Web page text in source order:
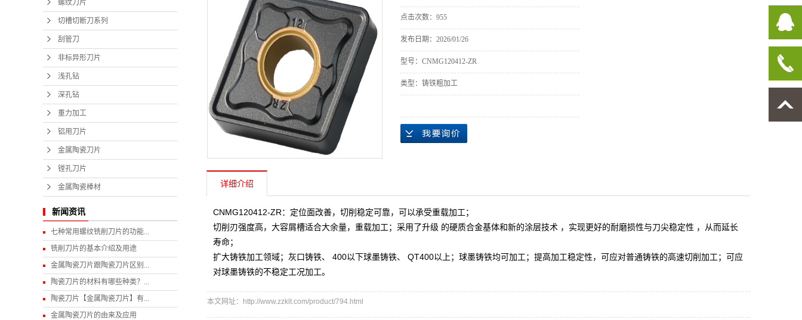
螺纹刀片
切槽切断刀系列
刮管刀
非标异形刀片
浅孔钻
深孔钻
重力加工
铝用刀片
金属陶瓷刀片
镗孔刀片
金属陶瓷棒材
新闻资讯
七种常用螺纹铣削刀片的功能...
铣削刀片的基本介绍及用途
金属陶瓷刀片跟陶瓷刀片区别...
陶瓷刀片的材料有哪些种类？...
陶瓷刀片【金属陶瓷刀片】有...
金属陶瓷刀片的由来及应用
点击次数： 955
发布日期： 2026/01/26
型号：CNMG120412-ZR
类型：铸铁粗加工
详细介绍
CNMG120412-ZR：定位面改善，切削稳定可靠，可以承受重载加工；
切削刃强度高，大容屑槽适合大余量，重载加工；采用了升级 的硬质合金基体和新的涂层技术 ，实现更好的耐磨损性与刀尖稳定性 ，从而延长
寿命；
扩大铸铁加工领域；灰口铸铁、 400以下球墨铸铁、 QT400以上；球墨铸铁均可加工；提高加工稳定性，可应对普通铸铁的高速切削加工；可应
对球墨铸铁的不稳定工况加工。
本文网址：http://www.zzklt.com/product/794.html